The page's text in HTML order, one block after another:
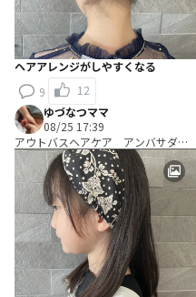
ヘアアレンジがしやすくなる
9
12
ゆづなつママ
08/25 17:39
アウトバスヘアケア アンバサダ
ー Ｂコース：＼使って編み出す／
ヘアアレンジ考案コース